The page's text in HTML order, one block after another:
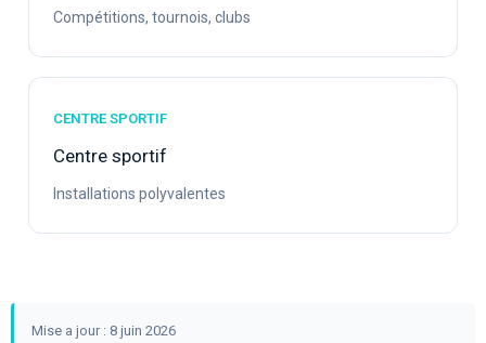
Compétitions, tournois, clubs
CENTRE SPORTIF
Centre sportif
Installations polyvalentes
Mise a jour : 8 juin 2026